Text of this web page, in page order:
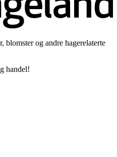
blomster og andre hagerelaterte
handel!